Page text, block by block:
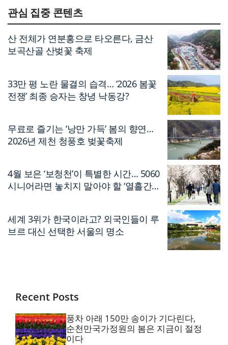
관심 집중 콘텐츠
산 전체가 연분홍으로 타오른다, 금산
보곡산골 산벚꽃 축제
33만 평 노란 물결의 습격… ‘2026 봄꽃
전쟁’ 최종 승자는 창녕 낙동강?
무료로 즐기는 ‘낭만 가득’ 봄의 향연…
2026년 제천 청풍호 벚꽃축제
4월 보은 ‘보청천’이 특별한 시간… 5060
시니어라면 놓치지 말아야 할 ‘열흘간의
세계 3위가 한국이라고? 외국인들이 루
브르 대신 선택한 서울의 명소
Recent Posts
풍차 아래 150만 송이가 기다린다,
순천만국가정원의 봄은 지금이 절정
이다